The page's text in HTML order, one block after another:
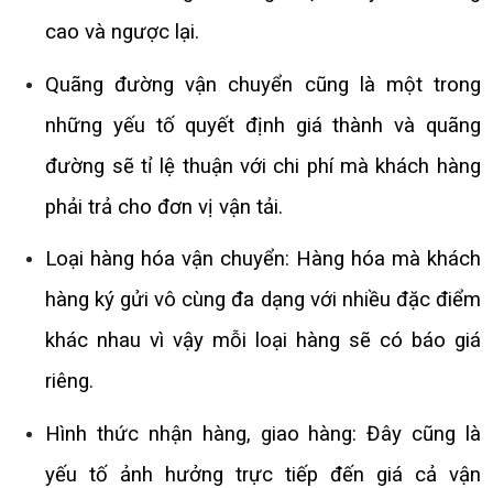
cao và ngược lại.
Quãng đường vận chuyển cũng là một trong
những yếu tố quyết định giá thành và quãng
đường sẽ tỉ lệ thuận với chi phí mà khách hàng
phải trả cho đơn vị vận tải.
Loại hàng hóa vận chuyển: Hàng hóa mà khách
hàng ký gửi vô cùng đa dạng với nhiều đặc điểm
khác nhau vì vậy mỗi loại hàng sẽ có báo giá
riêng.
Hình thức nhận hàng, giao hàng: Đây cũng là
yếu tố ảnh hưởng trực tiếp đến giá cả vận